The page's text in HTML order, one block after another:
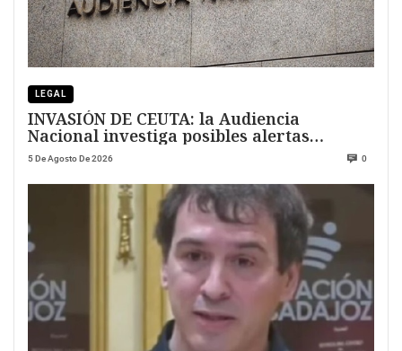
LEGAL
INVASIÓN DE CEUTA: la Audiencia
Nacional investiga posibles alertas
previas
5 De Agosto De 2026 0